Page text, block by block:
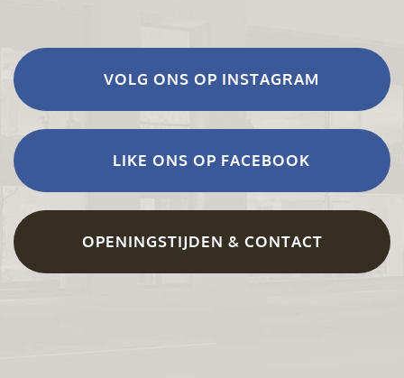
VOLG ONS OP INSTAGRAM
LIKE ONS OP FACEBOOK
OPENINGSTIJDEN & CONTACT